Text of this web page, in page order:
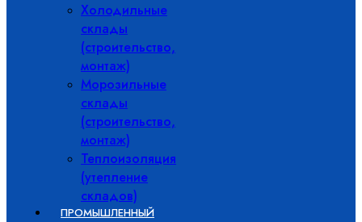
Холодильные
склады
(строительство,
монтаж)
Морозильные
склады
(строительство,
монтаж)
Теплоизоляция
(утепление
складов)
ПРОМЫШЛЕННЫЙ